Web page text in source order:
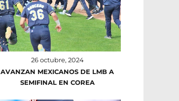
26 octubre, 2024
AVANZAN MEXICANOS DE LMB A
SEMIFINAL EN COREA